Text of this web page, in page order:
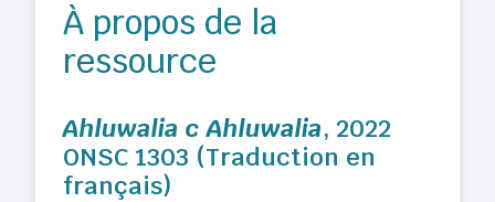
À propos de la
ressource
Ahluwalia c Ahluwalia, 2022
ONSC 1303 (Traduction en
français)